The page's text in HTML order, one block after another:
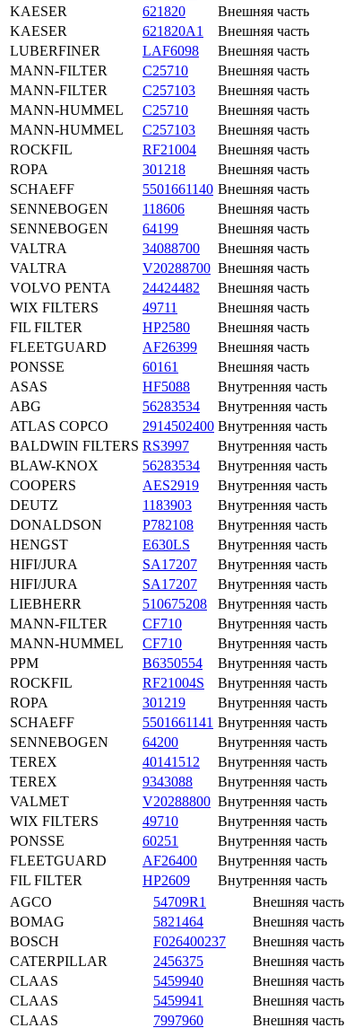
KAESER
621820
Внешняя часть
KAESER
621820A1
Внешняя часть
LUBERFINER
LAF6098
Внешняя часть
MANN-FILTER
C25710
Внешняя часть
MANN-FILTER
C257103
Внешняя часть
MANN-HUMMEL
C25710
Внешняя часть
MANN-HUMMEL
C257103
Внешняя часть
ROCKFIL
RF21004
Внешняя часть
ROPA
301218
Внешняя часть
SCHAEFF
5501661140 Внешняя часть
SENNEBOGEN
118606
Внешняя часть
SENNEBOGEN
64199
Внешняя часть
VALTRA
34088700
Внешняя часть
VALTRA
V20288700 Внешняя часть
VOLVO PENTA
24424482
Внешняя часть
WIX FILTERS
49711
Внешняя часть
FIL FILTER
HP2580
Внешняя часть
FLEETGUARD
AF26399
Внешняя часть
PONSSE
60161
Внешняя часть
ASAS
HF5088
Внутренняя часть
ABG
56283534
Внутренняя часть
ATLAS COPCO
2914502400 Внутренняя часть
BALDWIN FILTERS RS3997
Внутренняя часть
BLAW-KNOX
56283534
Внутренняя часть
COOPERS
AES2919
Внутренняя часть
DEUTZ
1183903
Внутренняя часть
DONALDSON
P782108
Внутренняя часть
HENGST
E630LS
Внутренняя часть
HIFI/JURA
SA17207
Внутренняя часть
HIFI/JURA
SA17207
Внутренняя часть
LIEBHERR
510675208
Внутренняя часть
MANN-FILTER
CF710
Внутренняя часть
MANN-HUMMEL
CF710
Внутренняя часть
PPM
B6350554
Внутренняя часть
ROCKFIL
RF21004S
Внутренняя часть
ROPA
301219
Внутренняя часть
SCHAEFF
5501661141 Внутренняя часть
SENNEBOGEN
64200
Внутренняя часть
TEREX
40141512
Внутренняя часть
TEREX
9343088
Внутренняя часть
VALMET
V20288800 Внутренняя часть
WIX FILTERS
49710
Внутренняя часть
PONSSE
60251
Внутренняя часть
FLEETGUARD
AF26400
Внутренняя часть
FIL FILTER
HP2609
Внутренняя часть
AGCO
54709R1
Внешняя часть
BOMAG
5821464
Внешняя часть
BOSCH
F026400237
Внешняя часть
CATERPILLAR
2456375
Внешняя часть
CLAAS
5459940
Внешняя часть
CLAAS
5459941
Внешняя часть
CLAAS
7997960 Внешняя часть